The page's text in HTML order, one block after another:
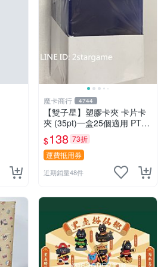
魔卡商行 4744
【雙子星】塑膠卡夾 卡片卡
夾 (35pt)一盒25個適用 PTC
G 寶可夢 遊戲王 界線超越典
藏包 忍者飛旋
$138 73折
運費抵用券
近期銷量48件